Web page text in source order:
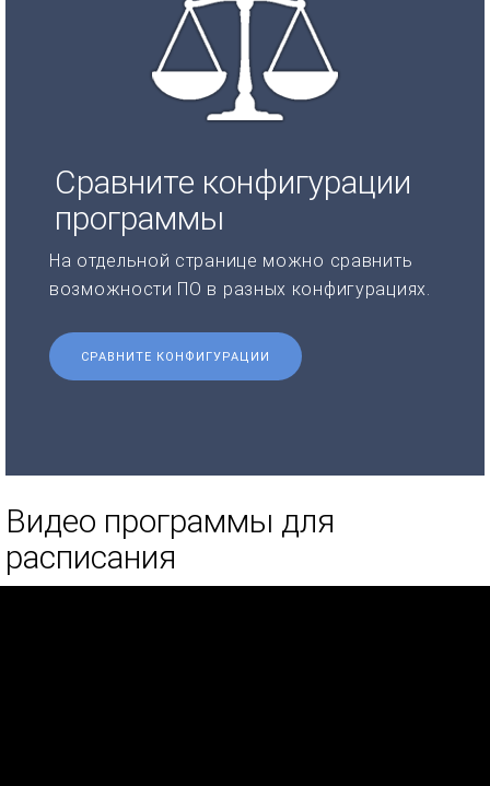
Сравните конфигурации
программы
На отдельной странице можно сравнить
возможности ПО в разных конфигурациях.
СРАВНИТЕ КОНФИГУРАЦИИ
Видео программы для
расписания